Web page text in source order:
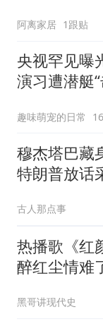
了
阿离家居 1跟贴
央视罕见曝
演习遭潜艇
趣味萌宠的日常
穆杰塔巴藏
特朗普放话
古人那点事
热播歌《红
醉红尘情难
人》
黑哥讲现代史